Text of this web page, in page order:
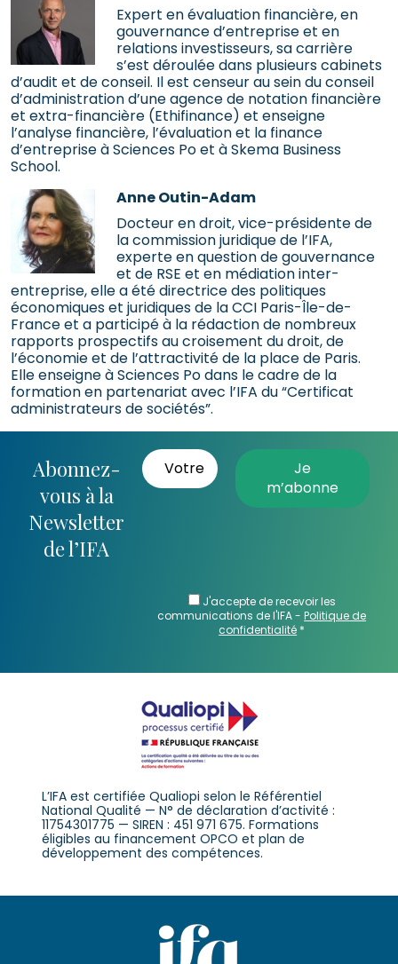
Expert en évaluation financière, en
gouvernance d’entreprise et en
relations investisseurs, sa carrière
s’est déroulée dans plusieurs cabinets
d’audit et de conseil. Il est censeur au sein du conseil
d’administration d’une agence de notation financière
et extra-financière (Ethifinance) et enseigne
l’analyse financière, l’évaluation et la finance
d’entreprise à Sciences Po et à Skema Business
School.
Anne Outin-Adam
Docteur en droit, vice-présidente de
la commission juridique de l’IFA,
experte en question de gouvernance
et de RSE et en médiation inter-
entreprise, elle a été directrice des politiques
économiques et juridiques de la CCI Paris-Île-de-
France et a participé à la rédaction de nombreux
rapports prospectifs au croisement du droit, de
l’économie et de l’attractivité de la place de Paris.
Elle enseigne à Sciences Po dans le cadre de la
formation en partenariat avec l’IFA du “Certificat
administrateurs de sociétés”.
Abonnez-
vous à la
Newsletter
de l’IFA
J'accepte de recevoir les
communications de l'IFA -Politique de
confidentialité *
L’IFA est certifiée Qualiopi selon le Référentiel
National Qualité — N° de déclaration d’activité :
11754301775 — SIREN : 451 971 675. Formations
éligibles au financement OPCO et plan de
développement des compétences.